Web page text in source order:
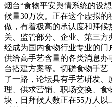
烟台“食物平安舆情系统的设
候量30万次。正在这个虚拟
做，有着极高的承认度和拜
关、监管部分、企业、第三
经成为国内食物行业专业的
供给高手艺含量的各类消息
台搭建方案等。切磋食物手艺
了一路，论坛具有手艺研发
理、供求营销、职场交换、食
块，日拜候人数正在55万人